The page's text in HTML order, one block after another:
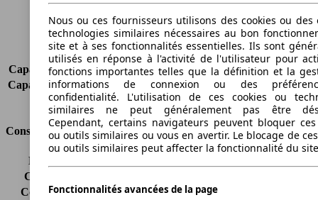
Charge maximale
483 kg
Portes
3
Sièges
5
Charge sur toit
-
Capacité de remorquage (sans freins) 590 kg
Capacité de remorquage (avec freins) 1000 kg
Volume du coffre
292 - 1093 l
Consommation
Émissions de CO2*
Consommation (ville)
Consommation (route)
3.8 l/100km
Nous ou ces fournisseurs utilisons des cookies ou des
technologies similaires nécessaires au bon
site et à ses fonctionnalités essentielles. Ils sont
utilisés en réponse à l'activité de l'utilisateur pour
fonctions importantes telles que la définition et la
informations de connexion ou des
confidentialité. L'utilisation de ces cookies ou
similaires ne peut généralement pas être
Cependant, certains navigateurs peuvent bloquer ces
ou outils similaires ou vous en avertir. Le blocage de
ou outils similaires peut affecter la fonctionnalité du
Fonctionnalités avancées de la page